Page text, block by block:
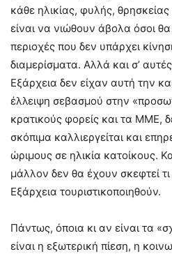
κάθε ηλικίας, φυλής,
είναι να νιώθουν άβολα όσοι
περιοχές που δεν υπάρχει
διαμερίσματα. Αλλά και σ’
Εξάρχεια δεν είχαν αυτή την
έλλειψη σεβασμού στην
κρατικούς φορείς και τα ΜΜΕ,
σκόπιμα καλλιεργείται και
ώριμους σε ηλικία κατοίκους.
μάλλον δεν θα έχουν σκεφτεί
Εξάρχεια τουριστικοποιηθούν.
Πάντως, όποια κι αν είναι τα
είναι η εξωτερική πίεση, η